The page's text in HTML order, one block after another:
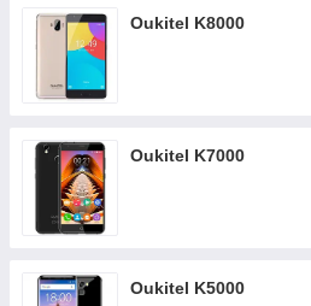
Oukitel K8000
Oukitel K7000
Oukitel K5000